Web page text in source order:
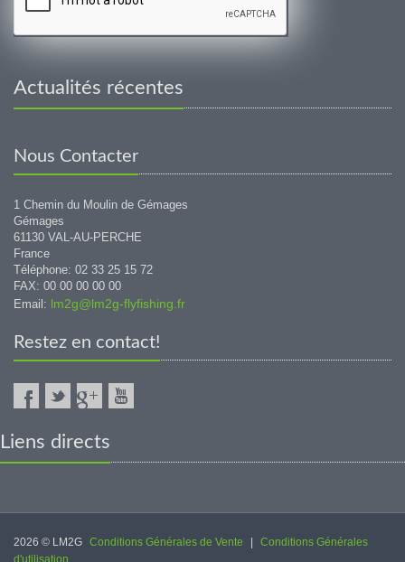
Actualités récentes
Nous Contacter
1 Chemin du Moulin de Gémages
Gémages
61130 VAL-AU-PERCHE
France
Téléphone: 02 33 25 15 72
FAX: 00 00 00 00 00
Email: lm2g@lm2g-flyfishing.fr
Restez en contact!
Liens directs
2026 © LM2G Conditions Générales de Vente
Conditions Générales
d'utilisation